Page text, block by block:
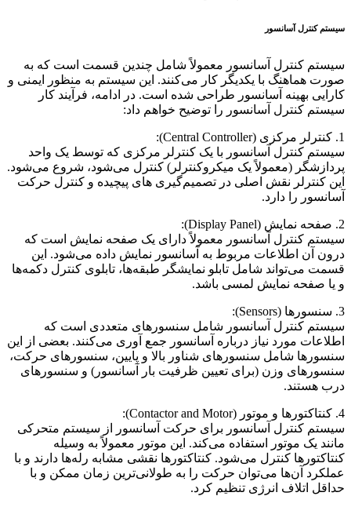
سیستم کنترل آسانسور
سیستم کنترل آسانسور معمولاً شامل چندین قسمت است که به
صورت هماهنگ با یکدیگر کار می‌کنند. این سیستم به منظور ایمنی و
کارایی بهینه آسانسور طراحی شده است. در ادامه، فرآیند کار
سیستم کنترل آسانسور را توضیح خواهم داد:
1. کنترلر مرکزی (Central Controller):
سیستم کنترل آسانسور با یک کنترلر مرکزی که توسط یک واحد
پردازشگر (معمولاً یک میکروکنترلر) کنترل می‌شود، شروع می‌شود.
این کنترلر نقش اصلی در تصمیم‌گیری های پیچیده و کنترل حرکت
آسانسور را دارد.
2. صفحه نمایش (Display Panel):
سیستم کنترل آسانسور معمولاً دارای یک صفحه نمایش است که
درون آن اطلاعات مربوط به آسانسور نمایش داده می‌شود. این
قسمت می‌تواند شامل تابلو نمایشگر طبقه‌ها، تابلوی کنترل دکمه‌ها
و یا صفحه نمایش لمسی باشد.
3. سنسورها (Sensors):
سیستم کنترل آسانسور شامل سنسورهای متعددی است که
اطلاعات مورد نیاز درباره آسانسور جمع آوری می‌کنند. بعضی از این
سنسورها شامل سنسورهای شناور بالا و پایین، سنسورهای حرکت،
سنسورهای وزن (برای تعیین ظرفیت بار آسانسور) و سنسورهای
درب هستند.
4. کنتاکتورها و موتور (Contactor and Motor):
سیستم کنترل آسانسور برای حرکت آسانسور از سیستم متحرکی
مانند یک موتور استفاده می‌کند. این موتور معمولاً به وسیله
کنتاکتورها کنترل می‌شود. کنتاکتورها نقشی مشابه رله‌ها دارند و با
عملکرد آن‌ها می‌توان حرکت را به طولانی‌ترین زمان ممکن و با
حداقل اتلاف انرژی تنظیم کرد.